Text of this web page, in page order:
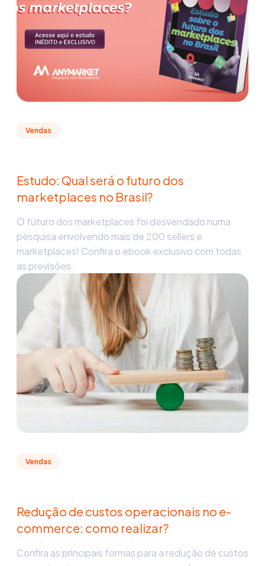
Vendas
Estudo: Qual será o futuro dos
marketplaces no Brasil?
O futuro dos marketplaces foi desvendado numa
pesquisa envolvendo mais de 200 sellers e
marketplaces! Confira o ebook exclusivo com todas
as previsões.
Vendas
Redução de custos operacionais no e-
commerce: como realizar?
Confira as principais formas para a redução de custos